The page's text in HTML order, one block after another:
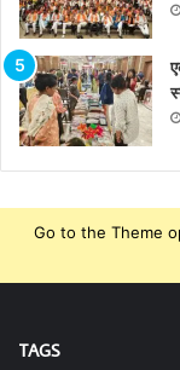
Go to the Theme
TAGS